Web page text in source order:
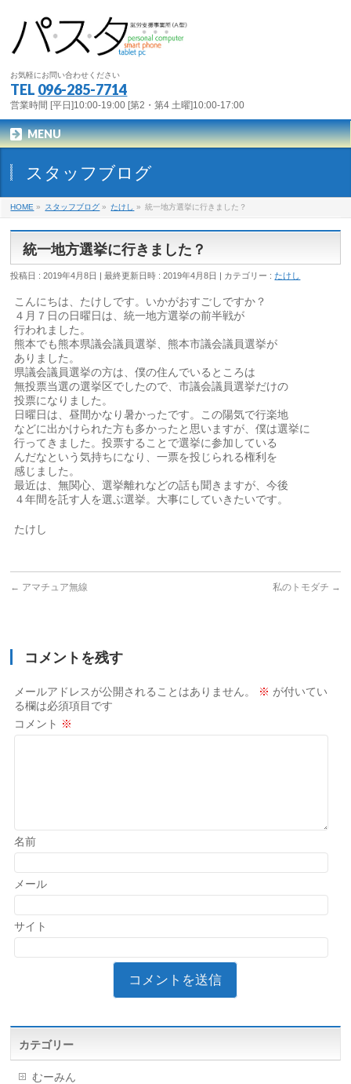
お気軽にお問い合わせください
TEL 096-285-7714
営業時間 [平日]10:00-19:00 [第2・第4 土曜]10:00-17:00
MENU
スタッフブログ
HOME » スタッフブログ » たけし » 統一地方選挙に行きました？
統一地方選挙に行きました？
投稿日 : 2019年4月8日 最終更新日時 : 2019年4月8日 カテゴリー :たけし
こんにちは、たけしです。いかがおすごしですか？
４月７日の日曜日は、統一地方選挙の前半戦が
行われました。
熊本でも熊本県議会議員選挙、熊本市議会議員選挙が
ありました。
県議会議員選挙の方は、僕の住んでいるところは
無投票当選の選挙区でしたので、市議会議員選挙だけの
投票になりました。
日曜日は、昼間かなり暑かったです。この陽気で行楽地
などに出かけられた方も多かったと思いますが、僕は選挙に
行ってきました。投票することで選挙に参加している
んだなという気持ちになり、一票を投じられる権利を
感じました。
最近は、無関心、選挙離れなどの話も聞きますが、今後
４年間を託す人を選ぶ選挙。大事にしていきたいです。
たけし
← アマチュア無線 私のトモダチ →
コメントを残す
メールアドレスが公開されることはありません。 ※ が付いてい
る欄は必須項目です
コメント ※
名前
メール
サイト
カテゴリー
むーみん